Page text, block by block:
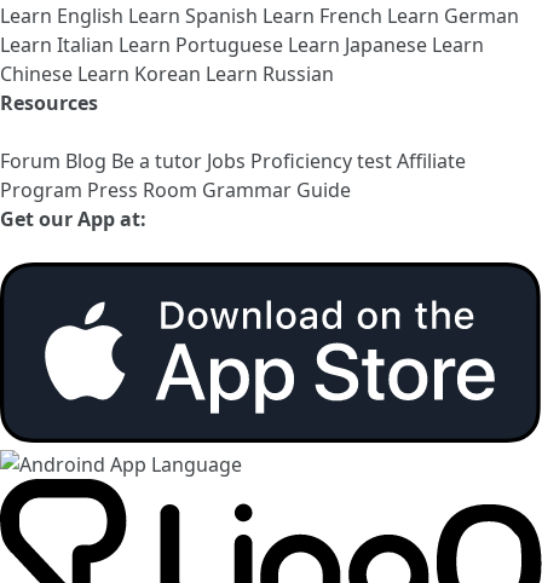
Learn English Learn Spanish Learn French Learn German
Learn Italian Learn Portuguese Learn Japanese Learn
Chinese Learn Korean Learn Russian
Resources
Forum Blog Be a tutor Jobs Proficiency testAffiliate
Program Press Room Grammar Guide
Get our App at: